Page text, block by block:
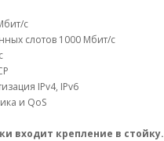
с
слотов 1000 Мбит/с
IPv4, IPv6
и QoS
входит крепление в стойку.